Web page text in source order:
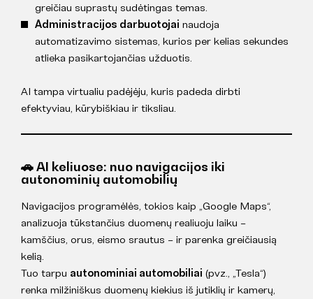
greičiau suprastų sudėtingas temas.
Administracijos darbuotojai naudoja
automatizavimo sistemas, kurios per kelias sekundes
atlieka pasikartojančias užduotis.
AI tampa virtualiu padėjėju, kuris padeda dirbti
efektyviau, kūrybiškiau ir tiksliau.
🚗 AI keliuose: nuo navigacijos iki
autonominių automobilių
Navigacijos programėlės, tokios kaip „Google Maps“,
analizuoja tūkstančius duomenų realiuoju laiku –
kamščius, orus, eismo srautus – ir parenka greičiausią
kelią.
Tuo tarpu autonominiai automobiliai (pvz., „Tesla“)
renka milžiniškus duomenų kiekius iš jutiklių ir kamerų,